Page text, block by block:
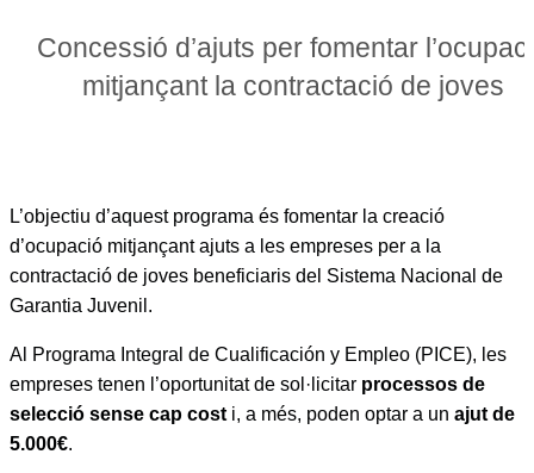
Concessió d’ajuts per fomentar
mitjançant la contractació de joves
L’objectiu d’aquest programa és fomentar la creació
d’ocupació mitjançant ajuts a les empreses per a la
contractació de joves beneficiaris del Sistema Nacional de
Garantia Juvenil.
Al Programa Integral de Cualificación y Empleo (PICE), les
empreses tenen l’oportunitat de sol·licitar processos de
selecció sense cap cost i, a més, poden optar a un ajut de
5.000€.